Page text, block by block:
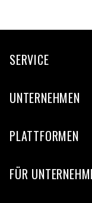
SERVICE
UNTERNEHMEN
PLATTFORMEN
FÜR